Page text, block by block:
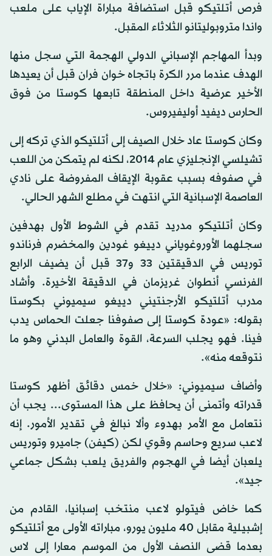
فرص أتلتيكو قبل استضافة مباراة الإياب على ملعب
واندا متروبوليتانو الثلاثاء المقبل.
وبدأ المهاجم الإسباني الدولي الهجمة التي سجل منها
الهدف عندما مرر الكرة باتجاه خوان فران قبل أن يعيدها
الأخير عرضية داخل المنطقة تابعها كوستا من فوق
الحارس ديفيد أوليفيروس.
وكان كوستا عاد خلال الصيف إلى أتلتيكو الذي تركه إلى
تشيلسي الإنجليزي عام 2014، لكنه لم يتمكن من اللعب
في صفوفه بسبب عقوبة الإيقاف المفروضة على نادي
العاصمة الإسبانية التي انتهت في مطلع الشهر الحالي.
وكان أتلتيكو مدريد تقدم في الشوط الأول بهدفين
سجلهما الأوروغوياني دييغو غودين والمخضرم فرناندو
توريس في الدقيقتين 33 و37 قبل أن يضيف الرابع
الفرنسي أنطوان غريزمان في الدقيقة الأخيرة. وأشاد
مدرب أتلتيكو الأرجنتيني دييغو سيميوني بكوستا
بقوله: «عودة كوستا إلى صفوفنا جعلت الحماس يدب
فينا. فهو يجلب السرعة، القوة والعامل البدني وهو ما
نتوقعه منه».
وأضاف سيميوني: «خلال خمس دقائق أظهر كوستا
قدراته وأتمنى أن يحافظ على هذا المستوى... يجب أن
نتعامل مع الأمر بهدوء وألا نبالغ في تقدير الأمور. إنه
لاعب سريع وحاسم وقوي لكن (كيفن) جاميرو وتوريس
يلعبان أيضا في الهجوم والفريق يلعب بشكل جماعي
جيد».
كما خاض فيتولو لاعب منتخب إسبانيا، القادم من
إشبيلية مقابل 40 مليون يورو، مباراته الأولى مع أتلتيكو
بعدما قضى النصف الأول من الموسم معارا إلى لاس